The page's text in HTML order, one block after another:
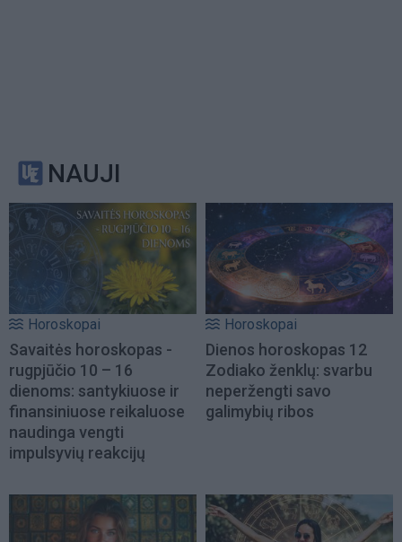
NAUJI
Horoskopai
Savaitės horoskopas -
rugpjūčio 10 – 16
dienoms: santykiuose ir
finansiniuose reikaluose
naudinga vengti
impulsyvių reakcijų
Horoskopai
Dienos horoskopas 12
Zodiako ženklų: svarbu
neperžengti savo
galimybių ribos